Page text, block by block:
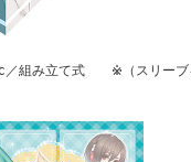
組み立て式 ※（スリーブ